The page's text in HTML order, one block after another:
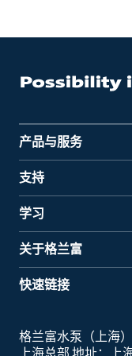
产品与服务
支持
学习
关于格兰富
快速链接
格兰富水泵（上海